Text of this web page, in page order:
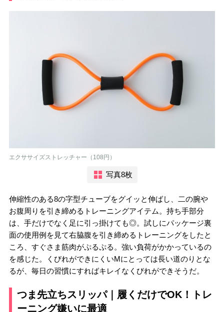
エクササイズストレッチャー（108円）
写真8枚
伸縮性のある8の字型チューブをグイッと伸ばし、二の腕や
お腹周りを引き締めるトレーニングアイテム。持ち手部分
は、手だけでなく足に引っ掛けても◎。試しにパッケージ裏
面の使用例を見て右脇腹を引き締めるトレーニングをしたと
ころ、すぐさま筋肉がぷるぷる。強い負荷がかかっているの
を感じた。くびれができにくいMにとっては長い道のりとな
るが、毎日の習慣にすればキレイなくびれができそうだ。
つま先立ちスリッパ｜履くだけでOK！トレ
ーニング嫌いに最適